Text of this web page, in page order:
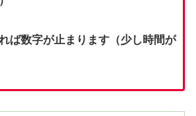
ば数字が止まります（少し時間が